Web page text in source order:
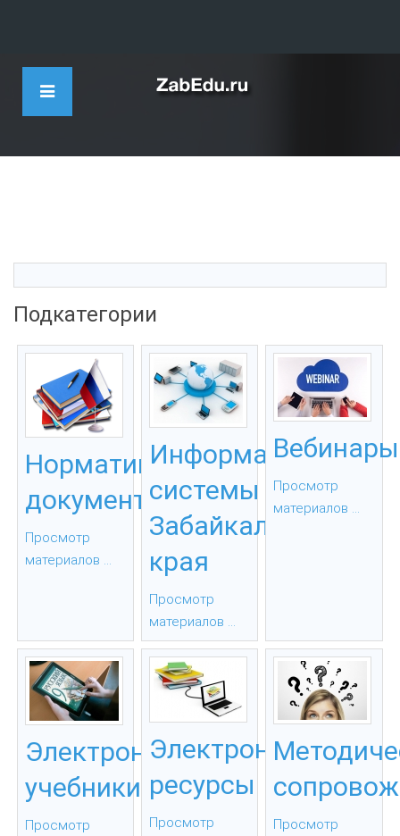
Подкатегории
Нормативные
документы
Просмотр
материалов ...
Информационные
системы
Забайкальского
края
Просмотр
материалов ...
Вебинары
Просмотр
материалов ...
Электронные
учебники
Просмотр
Электронные
ресурсы
Просмотр
Просмотр